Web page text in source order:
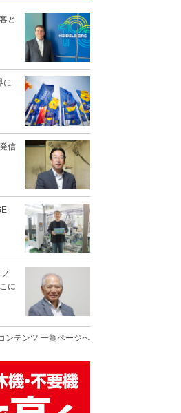
と
に
信
」
に
ンテンツ 一覧ページへ